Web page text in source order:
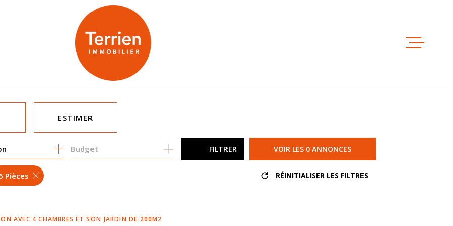
PRO
ESTIMER
Budget FILTRER VOIR LES 0 ANNONCES
Pièces RÉINITIALISER LES FILTRES
AVEC 4 CHAMBRES ET SON JARDIN DE 200M2